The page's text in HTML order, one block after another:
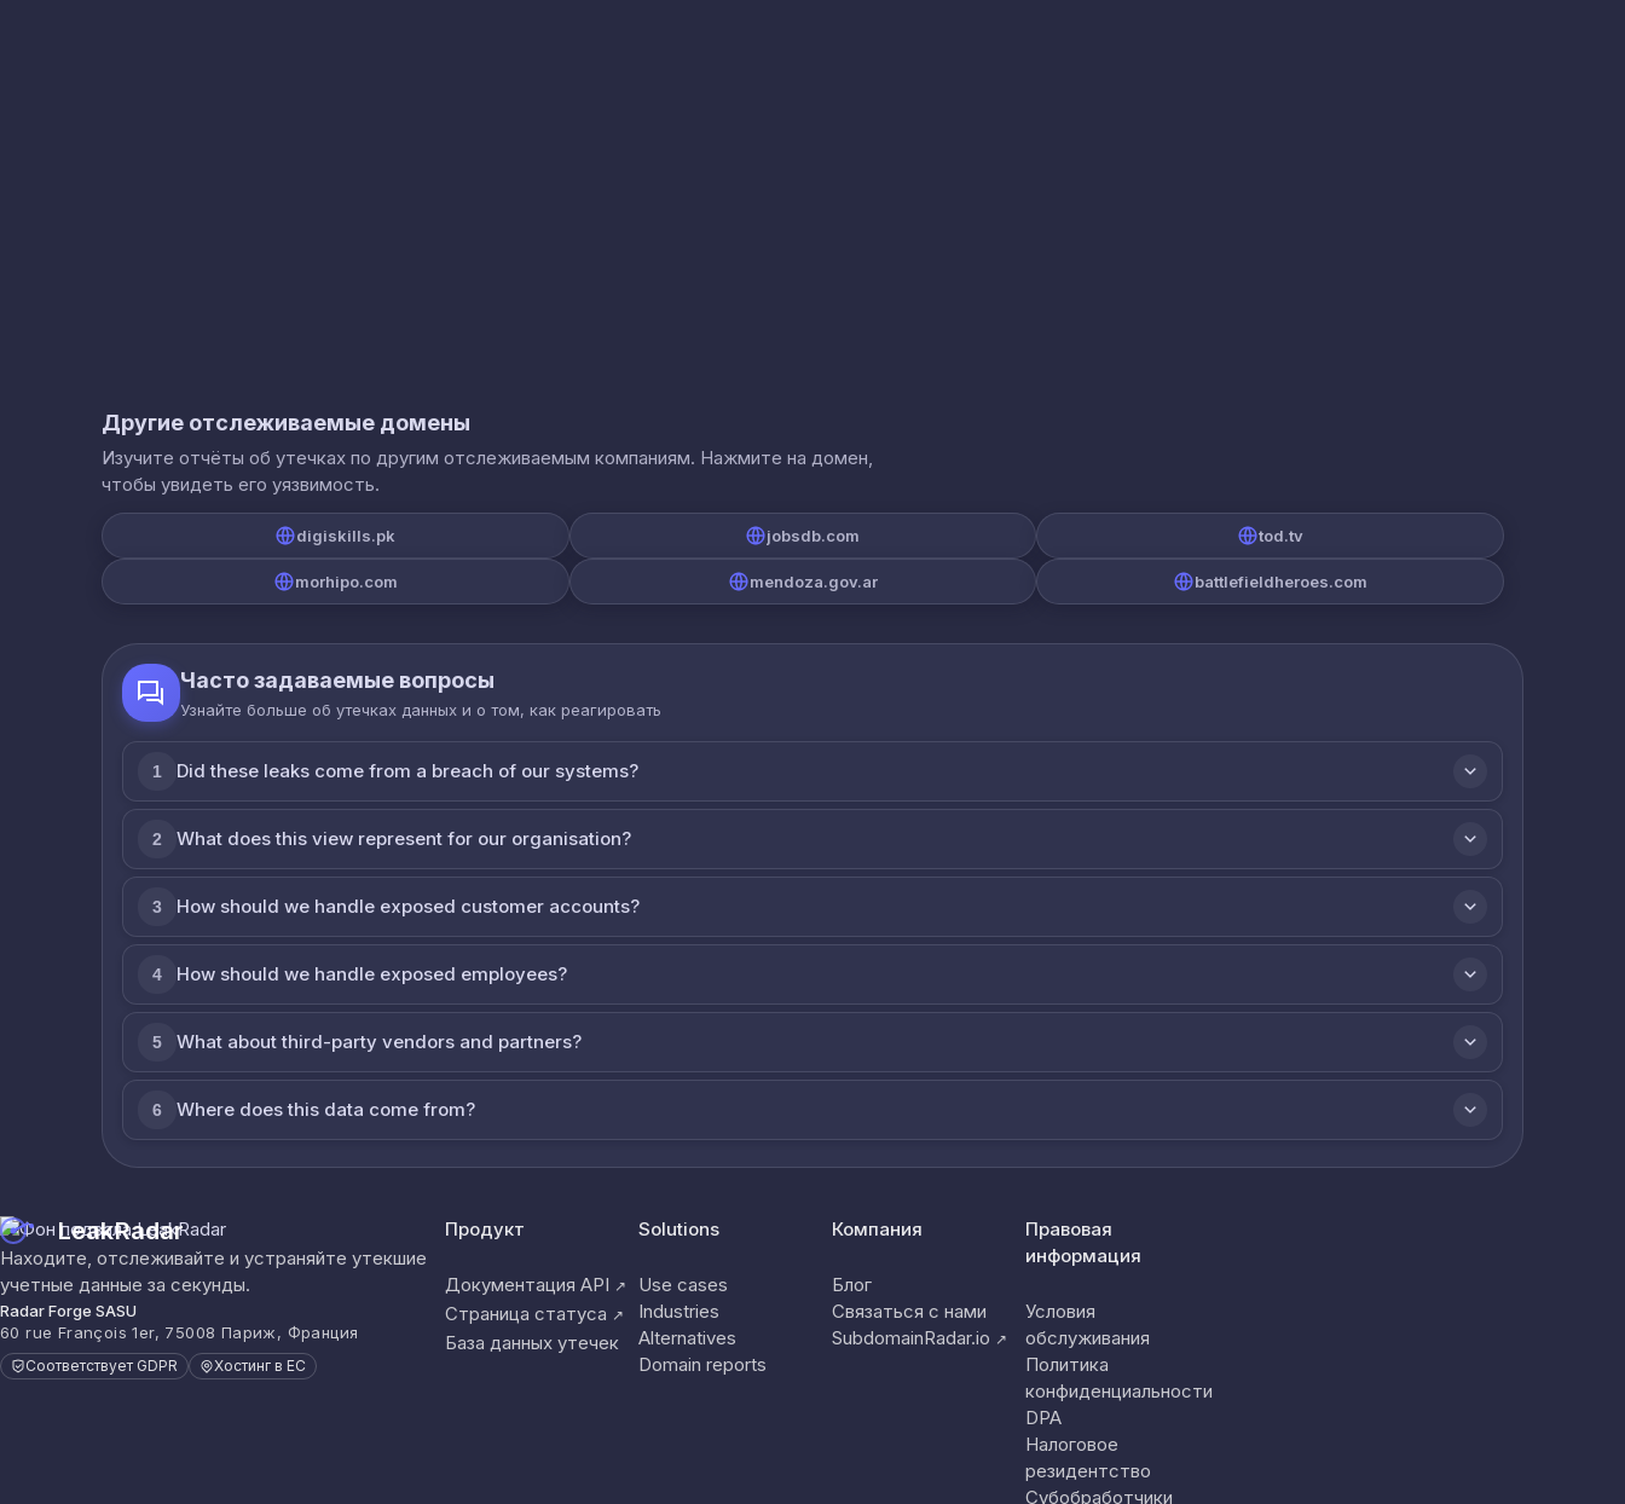
Другие отслеживаемые домены
Изучите отчёты об утечках по другим отслеживаемым компаниям. Нажмите на домен,
чтобы увидеть его уязвимость.
digiskills.pk jobsdb.com tod.tv
morhipo.com mendoza.gov.ar battlefieldheroes.com
Часто задаваемые вопросы
Узнайте больше об утечках данных и о том, как реагировать
1 Did these leaks come from a breach of our systems?
2 What does this view represent for our organisation?
3 How should we handle exposed customer accounts?
4 How should we handle exposed employees?
5 What about third-party vendors and partners?
6 Where does this data come from?
LeakRadar
Находите, отслеживайте и устраняйте утекшие
учетные данные за секунды.
Radar Forge SASU
60 rue François 1er, 75008 Париж, Франция
Соответствует GDPR Хостинг в ЕС
Продукт
Документация API ↗
Страница статуса ↗
База данных утечек
Solutions
Use cases
Industries
Alternatives
Domain reports
Компания
Блог
Связаться с нами
SubdomainRadar.io ↗
Правовая
информация
Условия
обслуживания
Политика
конфиденциальности
DPA
Налоговое
резидентство
Субобработчики